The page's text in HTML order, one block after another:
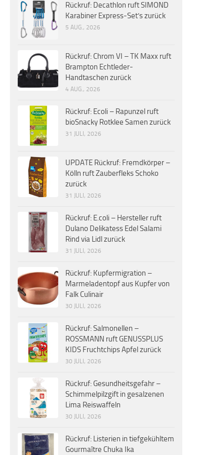
Rückruf: Decathlon ruft SIMOND
Karabiner Express-Set’s zurück
5 AUG., 2026
Rückruf: Chrom VI – TK Maxx ruft
Brampton Echtleder-
Handtaschen zurück
4 AUG., 2026
Rückruf: Ecoli – Rapunzel ruft
bioSnacky Rotklee Samen zurück
31 JULI, 2026
UPDATE Rückruf: Fremdkörper –
Kölln ruft Zauberfleks Schoko
zurück
31 JULI, 2026
Rückruf: E.coli – Hersteller ruft
Dulano Delikatess Edel Salami
Rind via Lidl zurück
31 JULI, 2026
Rückruf: Kupfermigration –
Marmeladentopf aus Kupfer von
Falk Culinair
30 JULI, 2026
Rückruf: Salmonellen –
ROSSMANN ruft GENUSSPLUS
KIDS Fruchtchips Apfel zurück
30 JULI, 2026
Rückruf: Gesundheitsgefahr –
Schimmelpilzgift in gesalzenen
Lima Reiswaffeln
30 JULI, 2026
Rückruf: Listerien in tiefgekühltem
Gourmaître Chuka Ika